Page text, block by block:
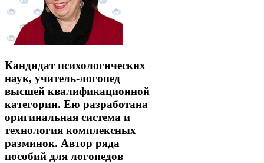
Кандидат психологических
наук, учитель-логопед
высшей квалификационной
категории. Ею разработана
оригинальная система и
технология комплексных
разминок. Автор ряда
пособий для логопедов